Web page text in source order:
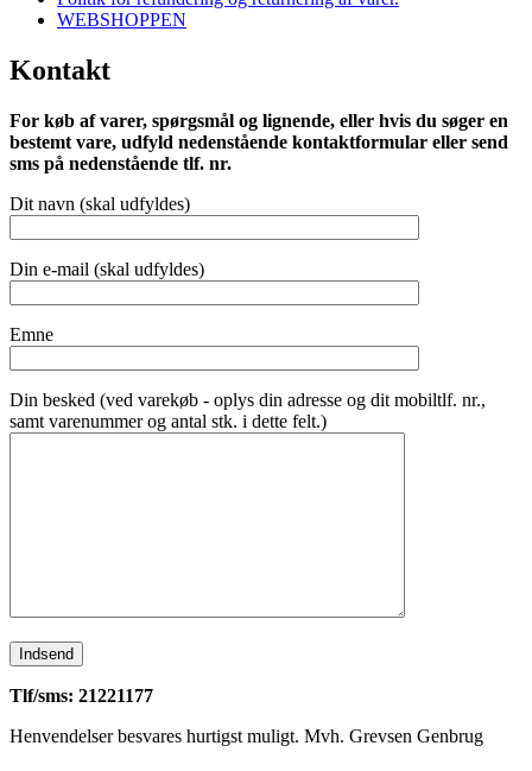
WEBSHOPPEN
Kontakt
For køb af varer, spørgsmål og lignende, eller hvis du søger en
bestemt vare, udfyld nedenstående kontaktformular eller send
sms på nedenstående tlf. nr.
Dit navn (skal udfyldes)
Din e-mail (skal udfyldes)
Emne
Din besked (ved varekøb - oplys din adresse og dit mobiltlf. nr.,
samt varenummer og antal stk. i dette felt.)
Tlf/sms: 21221177
Henvendelser besvares hurtigst muligt. Mvh. Grevsen Genbrug